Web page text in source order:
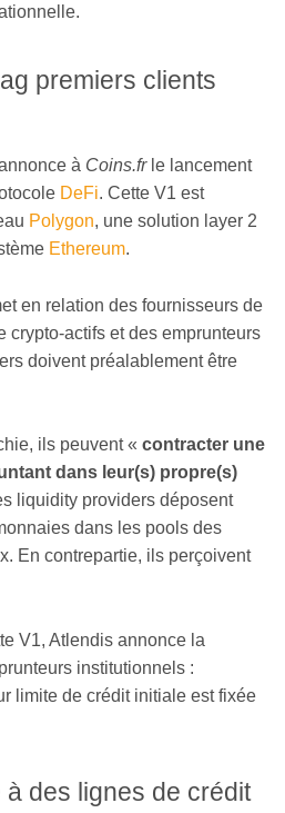
premiers clients
à Coins.frle lancement
DeFi. Cette V1 est
Polygon, une solution layer 2
Ethereum.
en relation des fournisseurs de
crypto-actifs et des emprunteurs
doivent préalablement être
ils peuvent « contracter une
dans leur(s) propre(s)
liquidity providers déposent
dans les pools des
En contrepartie, ils perçoivent
V1, Atlendis annonce la
institutionnels :
limite de crédit initiale est fixée
des lignes de crédit